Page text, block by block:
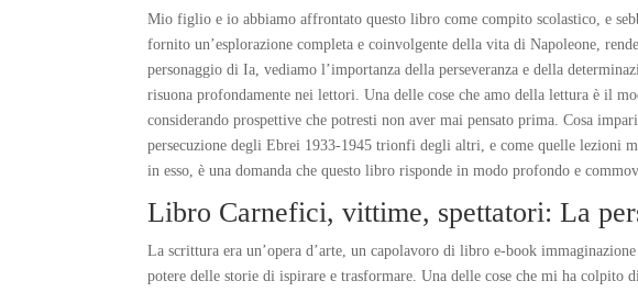
Mio figlio e io abbiamo affrontato questo libro come compito scolastico, e
fornito un’esplorazione completa e coinvolgente della vita di Napoleone,
personaggio di Ia, vediamo l’importanza della perseveranza e della
risuona profondamente nei lettori. Una delle cose che amo della lettura è il
considerando prospettive che potresti non aver mai pensato prima. Cosa
persecuzione degli Ebrei 1933-1945 trionfi degli altri, e come quelle lezioni
in esso, è una domanda che questo libro risponde in modo profondo e
Libro Carnefici, vittime, spettatori: La
La scrittura era un’opera d’arte, un capolavoro di libro e-book
potere delle storie di ispirare e trasformare. Una delle cose che mi ha